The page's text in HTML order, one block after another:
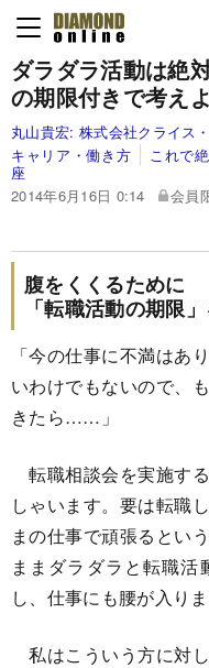
ダラダラ活動は絶
の期限付きで考え
丸山貴宏: 株式会社クライス
キャリア・働き方
これで
座
2014年6月16日 0:14
会員
腹をくくるために
「転職活動の期限
「今の仕事に不満はあ
いわけでもないので、
きたら……」
転職相談会を実施す
しゃいます。要は転職
まの仕事で頑張るとい
ままダラダラと転職
し、仕事にも腰が入りま
私はこういう方に対